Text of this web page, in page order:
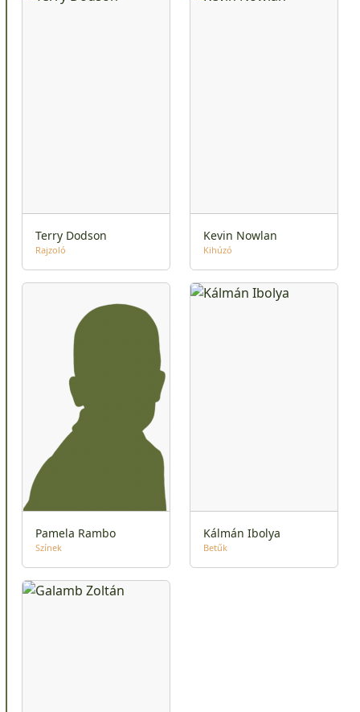
Terry Dodson
Rajzoló
Kevin Nowlan
Kihúzó
Pamela Rambo
Színek
Kálmán Ibolya
Betűk